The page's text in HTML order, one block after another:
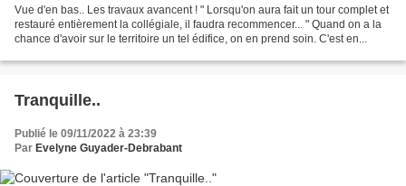
Vue d'en bas.. Les travaux avancent ! " Lorsqu'on aura fait un tour complet et
restauré entièrement la collégiale, il faudra recommencer... " Quand on a la
chance d'avoir sur le territoire un tel édifice, on en prend soin. C'est en...
Tranquille..
Publié le 09/11/2022 à 23:39
Par Evelyne Guyader-Debrabant